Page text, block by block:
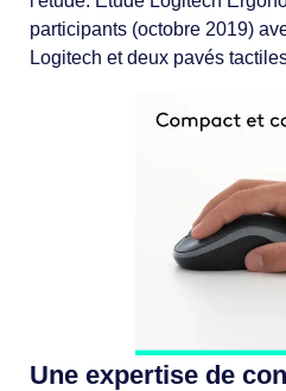
participants (octobre 2019)
Logitech et deux pavés
Une expertise de